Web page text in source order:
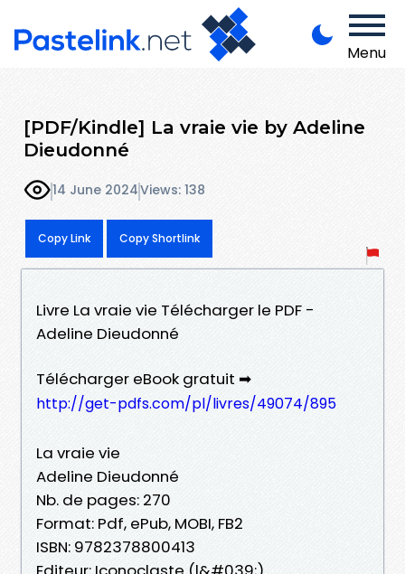
Menu
[PDF/Kindle] La vraie vie by Adeline
Dieudonné
14 June 2024Views: 138
Copy Link Copy Shortlink
Livre La vraie vie Télécharger le PDF -
Adeline Dieudonné
Télécharger eBook gratuit ➡
http://get-pdfs.com/pl/livres/49074/895
La vraie vie
Adeline Dieudonné
Nb. de pages: 270
Format: Pdf, ePub, MOBI, FB2
ISBN: 9782378800413